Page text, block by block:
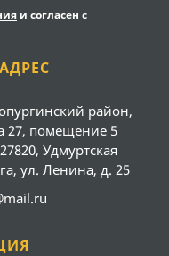
и согласен с
район,
27, помещение 5
Удмуртская
ул. Ленина, д. 25